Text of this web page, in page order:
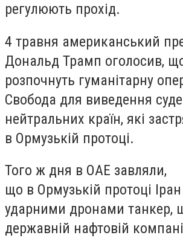
регулюють прохід.
4 травня американський
Дональд Трамп оголосив,
розпочнуть гуманітарну
Свобода для виведення
нейтральних країн, які
в Ормузькій протоці.
Того ж дня в ОАЕ завляли,
що в Ормузькій протоці
ударними дронами танкер,
державній нафтовій